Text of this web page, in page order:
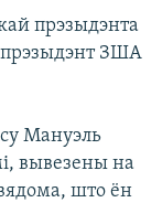
прэзыдэнта
прэзыдэнт ЗША
Мануэль
вывезены на
што ён